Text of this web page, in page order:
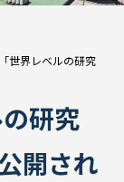
世界レベルの研究
研究
開され